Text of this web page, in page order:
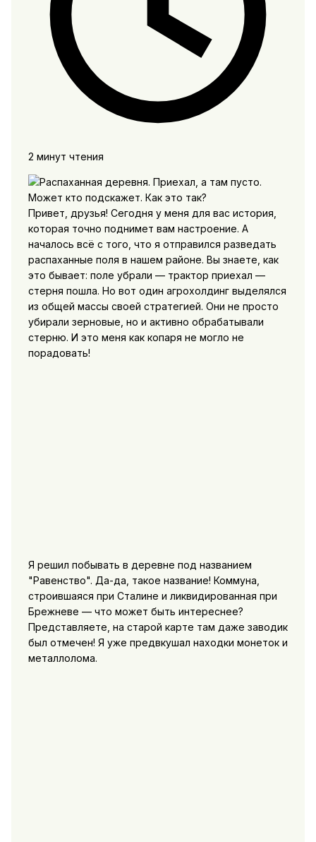
2 минут чтения
Привет, друзья! Сегодня у меня для вас история,
которая точно поднимет вам настроение. А
началось всё с того, что я отправился разведать
распаханные поля в нашем районе. Вы знаете, как
это бывает: поле убрали — трактор приехал —
стерня пошла. Но вот один агрохолдинг выделялся
из общей массы своей стратегией. Они не просто
убирали зерновые, но и активно обрабатывали
стерню. И это меня как копаря не могло не
порадовать!
Я решил побывать в деревне под названием
"Равенство". Да-да, такое название! Коммуна,
строившаяся при Сталине и ликвидированная при
Брежневе — что может быть интереснее?
Представляете, на старой карте там даже заводик
был отмечен! Я уже предвкушал находки монеток и
металлолома.